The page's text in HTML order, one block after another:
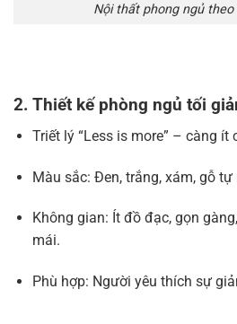
Nội thất phong ngủ theo
2. Thiết kế phòng ngủ tối
Triết lý “Less is more” – càng ít
Màu sắc: Đen, trắng, xám, gỗ tự
Không gian: Ít đồ đạc, gọn
mái.
Phù hợp: Người yêu thích sự